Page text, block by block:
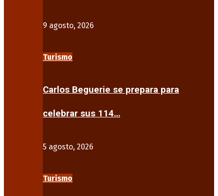
9 agosto, 2026
Turismo
Carlos Beguerie se prepara para
celebrar sus 114…
5 agosto, 2026
Turismo